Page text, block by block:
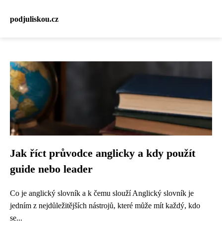
podjuliskou.cz
Jak říct průvodce anglicky a kdy použít
guide nebo leader
Co je anglický slovník a k čemu slouží Anglický slovník je
jedním z nejdůležitějších nástrojů, které může mít každý, kdo
se...